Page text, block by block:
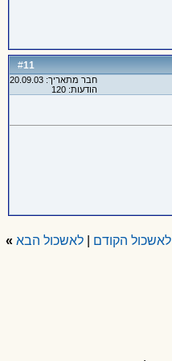
#
11
חבר מתאריך: 20.09.03
הודעות: 120
לאשכול הקודם |לאשכול הבא »